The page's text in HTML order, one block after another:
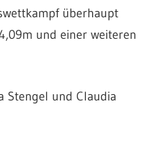
überhaupt
und einer weiteren
Stengel und Claudia